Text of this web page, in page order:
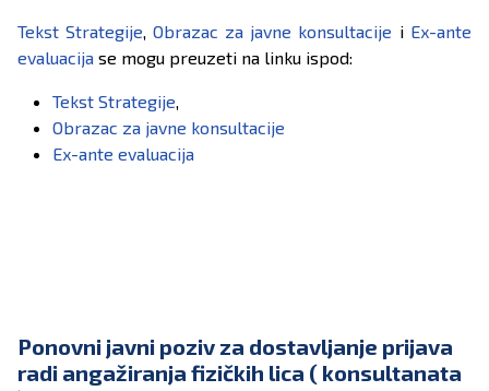
Tekst Strategije, Obrazac za javne konsultacije i Ex-ante
evaluacija se mogu preuzeti na linku ispod:
Tekst Strategije,
Obrazac za javne konsultacije
Ex-ante evaluacija
Ponovni javni poziv za dostavljanje prijava
radi angažiranja fizičkih lica ( konsultanata